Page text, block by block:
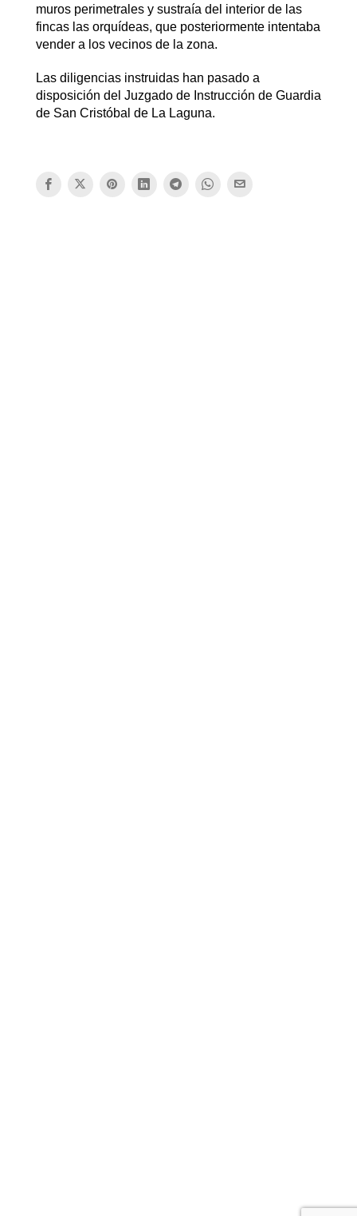
muros perimetrales y sustraía del interior de las
fincas las orquídeas, que posteriormente intentaba
vender a los vecinos de la zona.
Las diligencias instruidas han pasado a
disposición del Juzgado de Instrucción de Guardia
de San Cristóbal de La Laguna.